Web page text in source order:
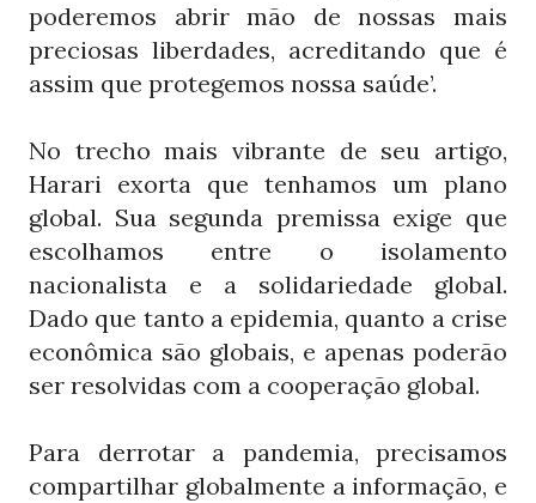
poderemos abrir mão de nossas mais
preciosas liberdades, acreditando que é
assim que protegemos nossa saúde’.
No trecho mais vibrante de seu artigo,
Harari exorta que tenhamos um plano
global. Sua segunda premissa exige que
escolhamos entre o isolamento
nacionalista e a solidariedade global.
Dado que tanto a epidemia, quanto a crise
econômica são globais, e apenas poderão
ser resolvidas com a cooperação global.
Para derrotar a pandemia, precisamos
compartilhar globalmente a informação, e